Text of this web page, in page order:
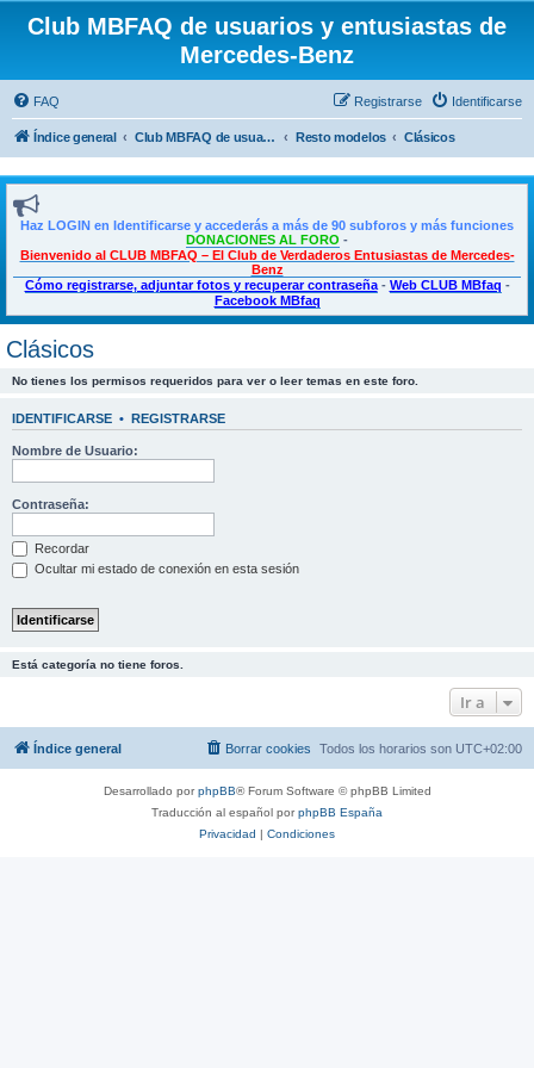
Club MBFAQ de usuarios y entusiastas de
Mercedes-Benz
FAQ Identificarse
Registrarse
Índice general Club MBFAQ de usuarios y entusiastas de Mercedes Benz Resto modelos Clásicos
Haz LOGIN en Identificarse y accederás a más de 90 subforos y más funciones
DONACIONES AL FORO -
Bienvenido al CLUB MBFAQ – El Club de Verdaderos Entusiastas de Mercedes-
Benz
Cómo registrarse, adjuntar fotos y recuperar contraseña- Web CLUB MBfaq -
Facebook MBfaq
Clásicos
No tienes los permisos requeridos para ver o leer temas en este foro.
IDENTIFICARSE • REGISTRARSE
Nombre de Usuario:
Contraseña:
Recordar
Ocultar mi estado de conexión en esta sesión
Está categoría no tiene foros.
Ir a
Índice general Todos los horarios son UTC+02:00
Borrar cookies
Desarrollado porphpBB® Forum Software © phpBB Limited
Traducción al español porphpBB España
Privacidad | Condiciones